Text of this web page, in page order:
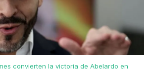
convierten la victoria de Abelardo en